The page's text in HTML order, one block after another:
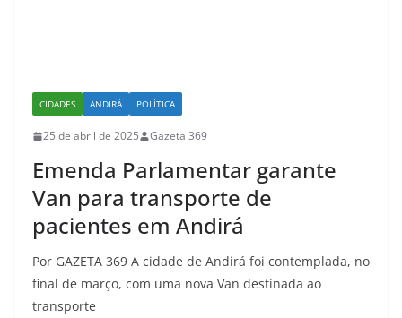
CIDADES ANDIRÁ POLÍTICA
25 de abril de 2025 Gazeta 369
Emenda Parlamentar garante
Van para transporte de
pacientes em Andirá
Por GAZETA 369 A cidade de Andirá foi contemplada, no
final de março, com uma nova Van destinada ao
transporte